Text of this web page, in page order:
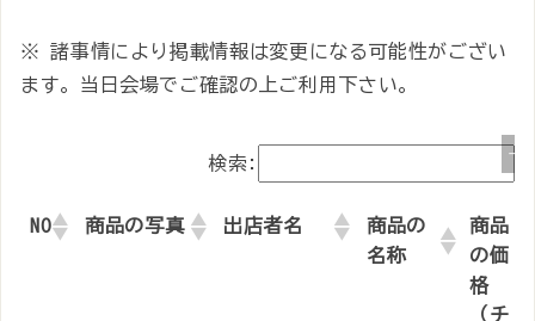
※ 諸事情により掲載情報は変更になる可能性がござい
ます。当日会場でご確認の上ご利用下さい。
検索:
NO 商品の写真 出店者名
商品の
名称
商品
の価
格
（チ